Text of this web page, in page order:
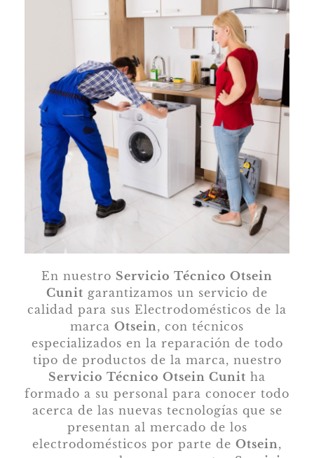
En nuestro Servicio Técnico Otsein
Cunit garantizamos un servicio de
calidad para sus Electrodomésticos de la
marca Otsein, con técnicos
especializados en la reparación de todo
tipo de productos de la marca, nuestro
Servicio Técnico Otsein Cunit ha
formado a su personal para conocer todo
acerca de las nuevas tecnologías que se
presentan al mercado de los
electrodomésticos por parte de Otsein,